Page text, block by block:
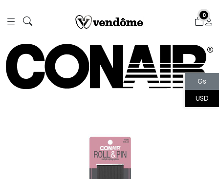
Gs
USD